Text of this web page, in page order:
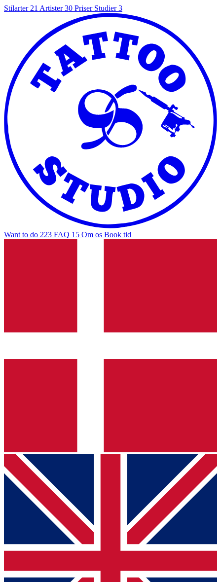
Stilarter 21 Artister30 Priser Studier3
Want to do 223 FAQ 15 Om os Book tid